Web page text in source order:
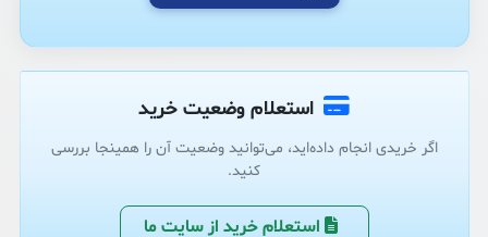
استعلام وضعیت خرید
اگر خریدی انجام داده‌اید، می‌توانید وضعیت آن را همینجا بررسی
کنید.
استعلام خرید از سایت ما